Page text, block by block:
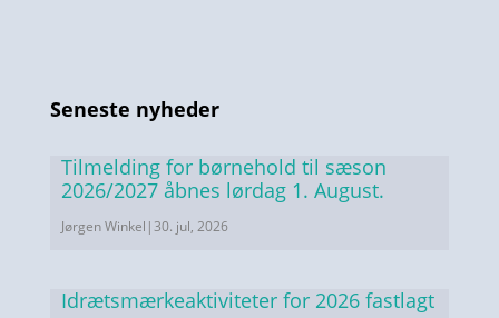
Seneste nyheder
Tilmelding for børnehold til sæson
2026/2027 åbnes lørdag 1. August.
Jørgen Winkel |30. jul, 2026
Idrætsmærkeaktiviteter for 2026 fastlagt